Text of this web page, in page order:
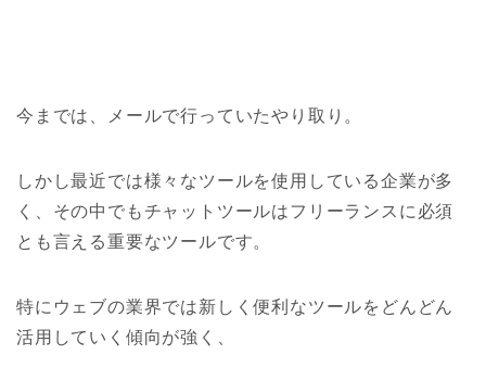
今までは、メールで行っていたやり取り。
しかし最近では様々なツールを使用している企業が多
く、その中でもチャットツールはフリーランスに必須
とも言える重要なツールです。
特にウェブの業界では新しく便利なツールをどんどん
活用していく傾向が強く、